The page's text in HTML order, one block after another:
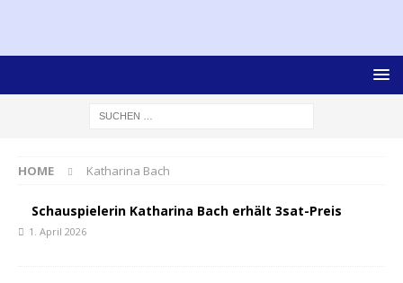
HOME Katharina Bach
Schauspielerin Katharina Bach erhält 3sat-Preis
1. April 2026